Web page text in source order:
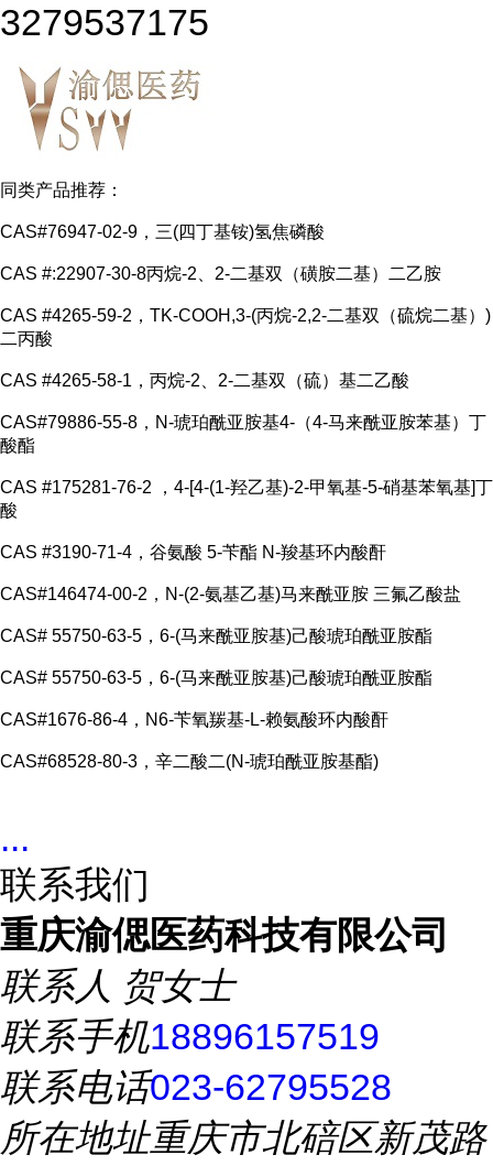
3279537175
同类产品推荐：
CAS#76947-02-9，三(四丁基铵)氢焦磷酸
CAS #:22907-30-8丙烷-2、2-二基双（磺胺二基）二乙胺
CAS #4265-59-2，TK-COOH,3-(丙烷-2,2-二基双（硫烷二基）)
二丙酸
CAS #4265-58-1，丙烷-2、2-二基双（硫）基二乙酸
CAS#79886-55-8，N-琥珀酰亚胺基4-（4-马来酰亚胺苯基）丁
酸酯
CAS #175281-76-2 ，4-[4-(1-羟乙基)-2-甲氧基-5-硝基苯氧基]丁
酸
CAS #3190-71-4，谷氨酸 5-苄酯 N-羧基环内酸酐
CAS#146474-00-2，N-(2-氨基乙基)马来酰亚胺 三氟乙酸盐
CAS# 55750-63-5，6-(马来酰亚胺基)己酸琥珀酰亚胺酯
CAS# 55750-63-5，6-(马来酰亚胺基)己酸琥珀酰亚胺酯
CAS#1676-86-4，N6-苄氧羰基-L-赖氨酸环内酸酐
CAS#68528-80-3，辛二酸二(N-琥珀酰亚胺基酯)
...
联系我们
重庆渝偲医药科技有限公司
联系人 贺女士
联系手机18896157519
联系电话023-62795528
所在地址重庆市北碚区新茂路